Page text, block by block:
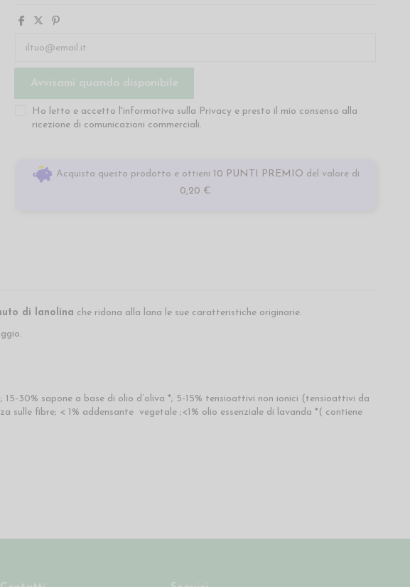
Ho letto e accetto l'informativa sulla Privacy e presto il mio consenso alla
ricezione di comunicazioni commerciali.
Acquista questo prodotto e ottieni 10 PUNTI PREMIO del valore di
0,20 €
di lanolina che ridona alla lana le sue caratteristiche originarie.
30% sapone a base di olio d’oliva *; 5-15% tensioattivi non ionici (tensioattivi da
sulle fibre; < 1% addensante vegetale ;<1% olio essenziale di lavanda *( contiene